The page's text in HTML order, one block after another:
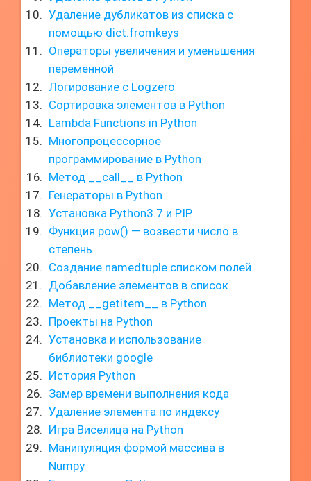
Удаление дубликатов из списка с
помощью dict.fromkeys
Операторы увеличения и уменьшения
переменной
Логирование с Logzero
Сортировка элементов в Python
Lambda Functions in Python
Многопроцессорное
программирование в Python
Метод __call__ в Python
Генераторы в Python
Установка Python3.7 и PIP
Функция pow() — возвести число в
степень
Создание namedtuple списком полей
Добавление элементов в список
Метод __getitem__ в Python
Проекты на Python
Установка и использование
библиотеки google
История Python
Замер времени выполнения кода
Удаление элемента по индексу
Игра Виселица на Python
Манипуляция формой массива в
Numpy